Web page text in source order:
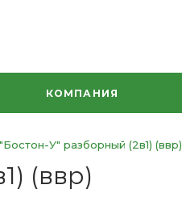
КОМПАНИЯ
У" разборный (2в1) (ввр)
(ввр)